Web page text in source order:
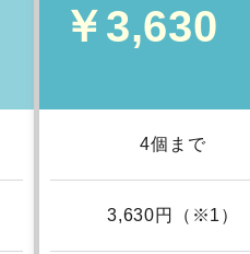
￥3,630
4個まで
3,630円（※1）